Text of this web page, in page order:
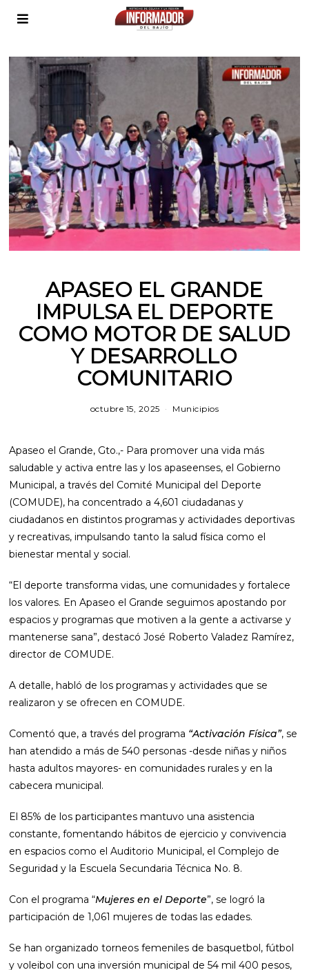
APASEO EL GRANDE
IMPULSA EL DEPORTE
COMO MOTOR DE SALUD
Y DESARROLLO
COMUNITARIO
octubre 15, 2025 m
o
1
2
,
2
0
2
Municipios
Apaseo el Grande, Gto.,- Para promover una vida más
saludable y activa entre las y los apaseenses, el Gobierno
Municipal, a través del Comité Municipal del Deporte
(COMUDE), ha concentrado a 4,601 ciudadanas y
ciudadanos en distintos programas y actividades deportivas
y recreativas, impulsando tanto la salud física como el
bienestar mental y social.
“El deporte transforma vidas, une comunidades y fortalece
los valores. En Apaseo el Grande seguimos apostando por
espacios y programas que motiven a la gente a activarse y
mantenerse sana”, destacó José Roberto Valadez Ramírez,
director de COMUDE.
A detalle, habló de los programas y actividades que se
realizaron y se ofrecen en COMUDE.
Comentó que, a través del programa “Activación Física”, se
han atendido a más de 540 personas -desde niñas y niños
hasta adultos mayores- en comunidades rurales y en la
cabecera municipal.
El 85% de los participantes mantuvo una asistencia
constante, fomentando hábitos de ejercicio y convivencia
en espacios como el Auditorio Municipal, el Complejo de
Seguridad y la Escuela Secundaria Técnica No. 8.
Con el programa “Mujeres en el Deporte”, se logró la
participación de 1,061 mujeres de todas las edades.
Se han organizado torneos femeniles de basquetbol, fútbol
y voleibol con una inversión municipal de 54 mil 400 pesos,